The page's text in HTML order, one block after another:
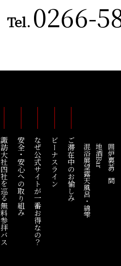
Tel. 0266-
囲炉裏茶の間
地酒Bar
混浴展望露天風呂・綿雫
ご滞在中のお愉しみ
ビーナスライン
なぜ公式サイトが一番お得なの？
安全・安心への取り組み
諏訪大社四社を巡る
無料参拝バス